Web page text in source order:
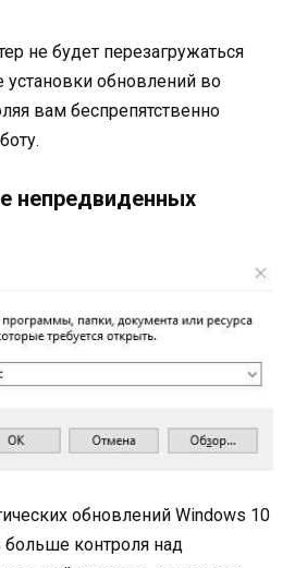
не будет перезагружаться
установки обновлений во
вам беспрепятственно
непредвиденных
обновлений Windows 10
контроля над